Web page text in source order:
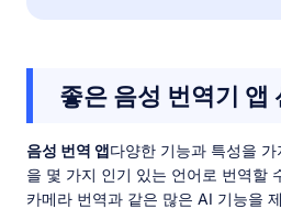
좋은 음성 번역기 앱
음성 번역 앱다양한 기능과 특성을
을 몇 가지 인기 있는 언어로 번역할
카메라 번역과 같은 많은 AI 기능을